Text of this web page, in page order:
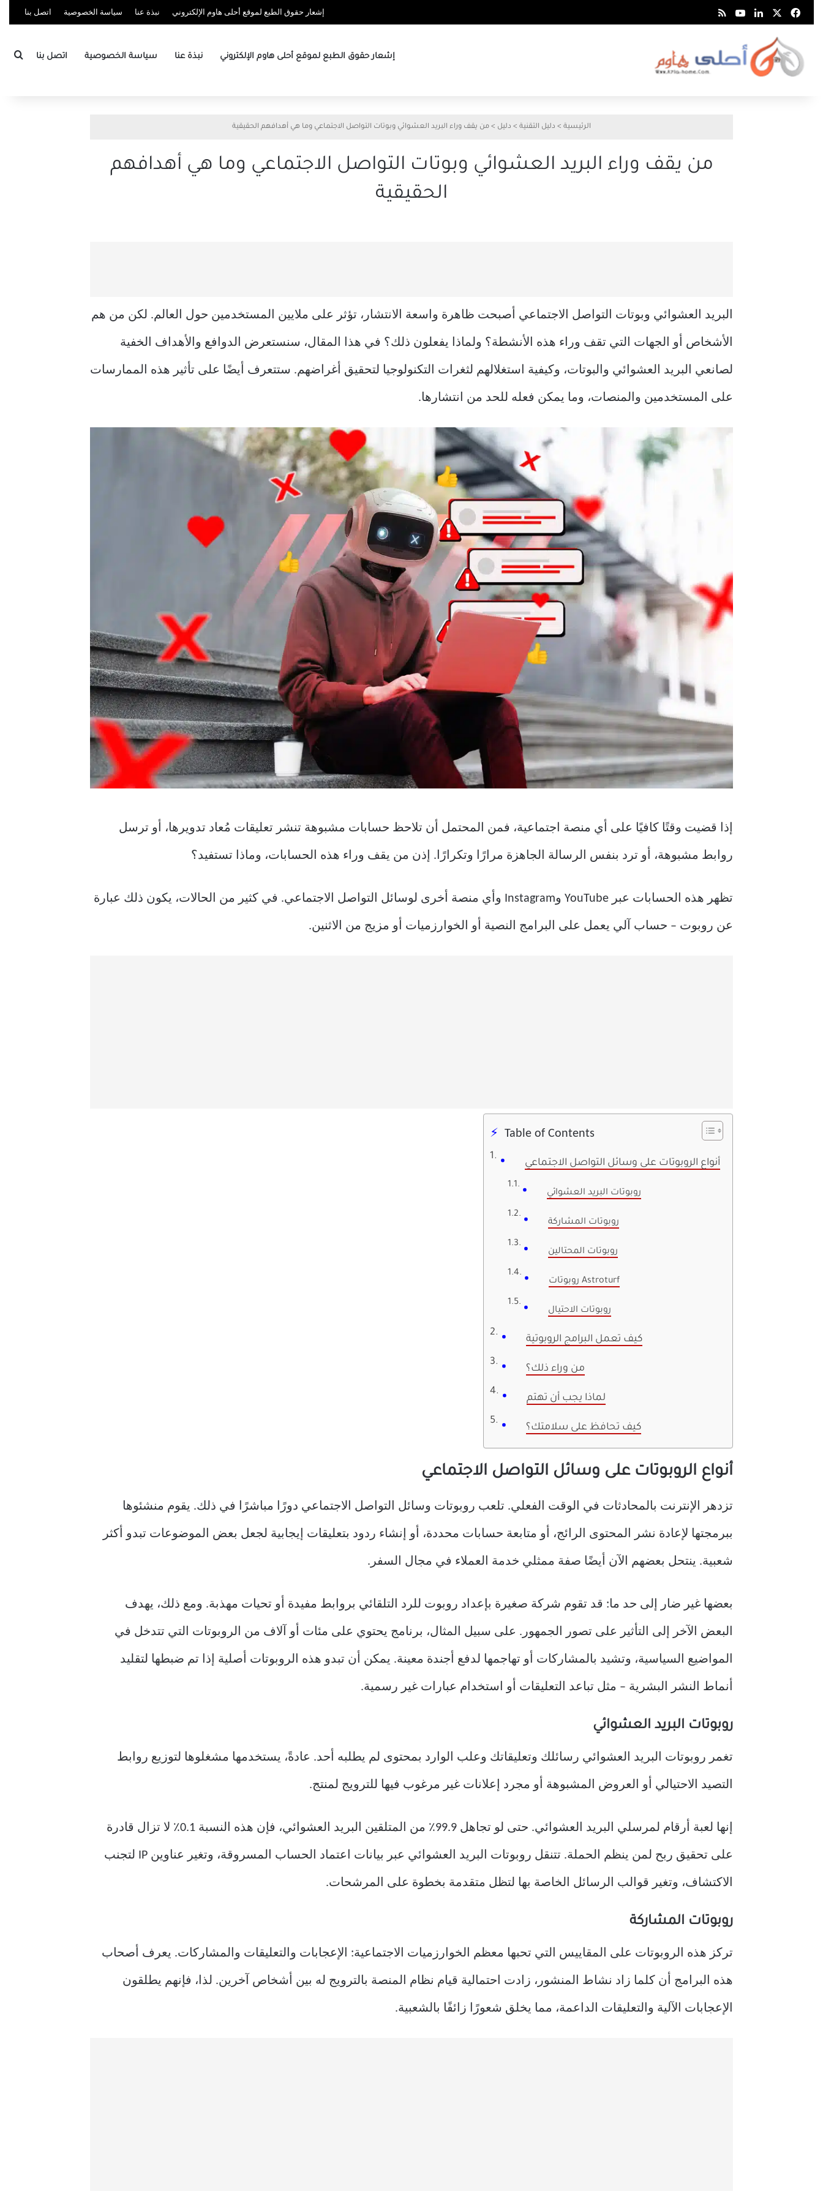
فيسبوك لينكدإن‫YouTube
Smart Zeno إشعار حقوق الطبع لموقع أحلى هاوم الإلكتروني نبذة عنا سياسة الخصوصية اتصل بنا
إشعار حقوق الطبع لموقع أحلى هاوم الإلكتروني نبذة عنا سياسة الخصوصية اتصل بنا
الرئيسية > دليل التقنية > دليل > من يقف وراء البريد العشوائي وبوتات التواصل الاجتماعي وما هي أهدافهم الحقيقية
من يقف وراء البريد العشوائي وبوتات التواصل الاجتماعي وما هي أهدافهم
الحقيقية
البريد العشوائي وبوتات التواصل الاجتماعي أصبحت ظاهرة واسعة الانتشار، تؤثر على ملايين المستخدمين حول العالم. لكن من هم
الأشخاص أو الجهات التي تقف وراء هذه الأنشطة؟ ولماذا يفعلون ذلك؟ في هذا المقال، سنستعرض الدوافع والأهداف الخفية
لصانعي البريد العشوائي والبوتات، وكيفية استغلالهم لثغرات التكنولوجيا لتحقيق أغراضهم. ستتعرف أيضًا على تأثير هذه الممارسات
على المستخدمين والمنصات، وما يمكن فعله للحد من انتشارها.
إذا قضيت وقتًا كافيًا على أي منصة اجتماعية، فمن المحتمل أن تلاحظ حسابات مشبوهة تنشر تعليقات مُعاد تدويرها، أو ترسل
روابط مشبوهة، أو ترد بنفس الرسالة الجاهزة مرارًا وتكرارًا. إذن من يقف وراء هذه الحسابات، وماذا تستفيد؟
تظهر هذه الحسابات عبر YouTube وInstagram وأي منصة أخرى لوسائل التواصل الاجتماعي. في كثير من الحالات، يكون ذلك عبارة
عن روبوت – حساب آلي يعمل على البرامج النصية أو الخوارزميات أو مزيج من الاثنين.
Table of Contents
أنواع الروبوتات على وسائل التواصل الاجتماعي
روبوتات البريد العشوائي
روبوتات المشاركة
روبوتات المحتالين
روبوتات Astroturf
روبوتات الاحتيال
كيف تعمل البرامج الروبوتية
من وراء ذلك؟
لماذا يجب أن تهتم
كيف تحافظ على سلامتك؟
أنواع الروبوتات على وسائل التواصل الاجتماعي
تزدهر الإنترنت بالمحادثات في الوقت الفعلي. تلعب روبوتات وسائل التواصل الاجتماعي دورًا مباشرًا في ذلك. يقوم منشئوها
ببرمجتها لإعادة نشر المحتوى الرائج، أو متابعة حسابات محددة، أو إنشاء ردود بتعليقات إيجابية لجعل بعض الموضوعات تبدو أكثر
شعبية. ينتحل بعضهم الآن أيضًا صفة ممثلي خدمة العملاء في مجال السفر.
بعضها غير ضار إلى حد ما: قد تقوم شركة صغيرة بإعداد روبوت للرد التلقائي بروابط مفيدة أو تحيات مهذبة. ومع ذلك، يهدف
البعض الآخر إلى التأثير على تصور الجمهور. على سبيل المثال، برنامج يحتوي على مئات أو آلاف من الروبوتات التي تتدخل في
المواضيع السياسية، وتشيد بالمشاركات أو تهاجمها لدفع أجندة معينة. يمكن أن تبدو هذه الروبوتات أصلية إذا تم ضبطها لتقليد
أنماط النشر البشرية – مثل تباعد التعليقات أو استخدام عبارات غير رسمية.
روبوتات البريد العشوائي
تغمر روبوتات البريد العشوائي رسائلك وتعليقاتك وعلب الوارد بمحتوى لم يطلبه أحد. عادةً، يستخدمها مشغلوها لتوزيع روابط
التصيد الاحتيالي أو العروض المشبوهة أو مجرد إعلانات غير مرغوب فيها للترويج لمنتج.
إنها لعبة أرقام لمرسلي البريد العشوائي. حتى لو تجاهل 99.9٪ من المتلقين البريد العشوائي، فإن هذه النسبة 0.1٪ لا تزال قادرة
على تحقيق ربح لمن ينظم الحملة. تتنقل روبوتات البريد العشوائي عبر بيانات اعتماد الحساب المسروقة، وتغير عناوين IP لتجنب
الاكتشاف، وتغير قوالب الرسائل الخاصة بها لتظل متقدمة بخطوة على المرشحات.
روبوتات المشاركة
تركز هذه الروبوتات على المقاييس التي تحبها معظم الخوارزميات الاجتماعية: الإعجابات والتعليقات والمشاركات. يعرف أصحاب
هذه البرامج أن كلما زاد نشاط المنشور، زادت احتمالية قيام نظام المنصة بالترويج له بين أشخاص آخرين. لذا، فإنهم يطلقون
الإعجابات الآلية والتعليقات الداعمة، مما يخلق شعورًا زائفًا بالشعبية.